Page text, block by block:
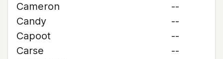
Cameron
--
Candy
--
Capoot
--
Carse
--